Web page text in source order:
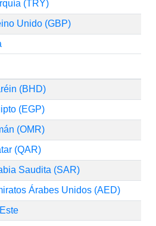
(TRY)
Unido (GBP)
(BHD)
(EGP)
(OMR)
(QAR)
Saudita (SAR)
Árabes Unidos (AED)